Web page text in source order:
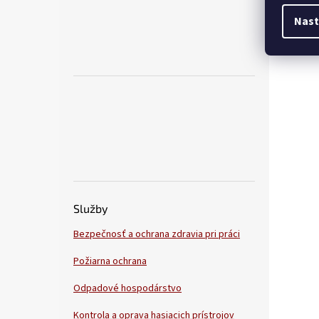
Služby
Bezpečnosť a ochrana zdravia pri práci
Požiarna ochrana
Odpadové hospodárstvo
Kontrola a oprava hasiacich prístrojov